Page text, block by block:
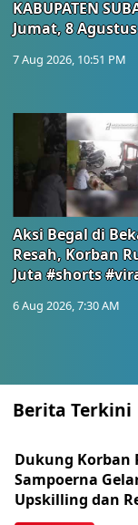
KABUPATEN
Jumat, 8
7 Aug 2026, 10:51 PM
Aksi Begal di
Resah, Korban
Juta #shorts
6 Aug 2026, 7:30 AM
Berita Terkini
Dukung Korban
Sampoerna
Upskilling dan